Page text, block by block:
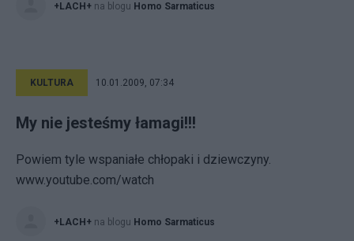
+LACH+ na blogu Homo Sarmaticus
KULTURA 10.01.2009, 07:34
My nie jesteśmy łamagi!!!
Powiem tyle wspaniałe chłopaki i dziewczyny.
www.youtube.com/watch
+LACH+ na blogu Homo Sarmaticus